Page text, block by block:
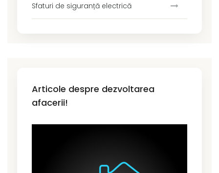
Sfaturi de siguranță electrică
Articole despre dezvoltarea
afacerii!